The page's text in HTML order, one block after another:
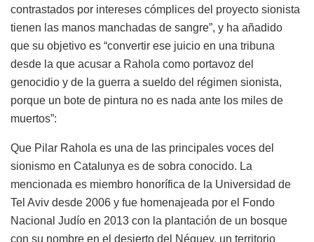
contrastados por intereses cómplices del proyecto sionista
tienen las manos manchadas de sangre”, y ha añadido
que su objetivo es “convertir ese juicio en una tribuna
desde la que acusar a Rahola como portavoz del
genocidio y de la guerra a sueldo del régimen sionista,
porque un bote de pintura no es nada ante los miles de
muertos”:
Que Pilar Rahola es una de las principales voces del
sionismo en Catalunya es de sobra conocido. La
mencionada es miembro honorífica de la Universidad de
Tel Aviv desde 2006 y fue homenajeada por el Fondo
Nacional Judío en 2013 con la plantación de un bosque
con su nombre en el desierto del Néguev, un territorio